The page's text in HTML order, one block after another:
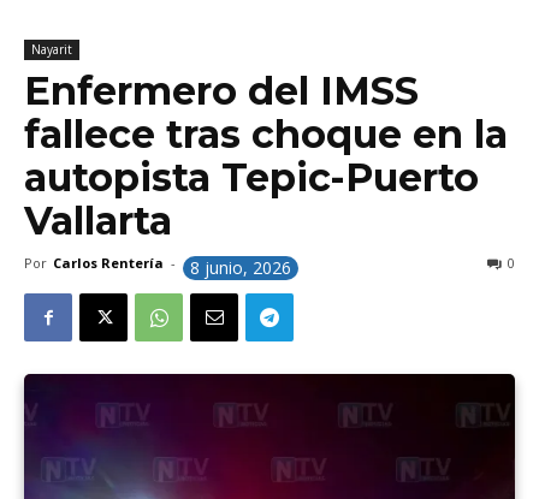
Nayarit
Enfermero del IMSS
fallece tras choque en la
autopista Tepic-Puerto
Vallarta
Por Carlos Rentería - 8 junio, 2026 0